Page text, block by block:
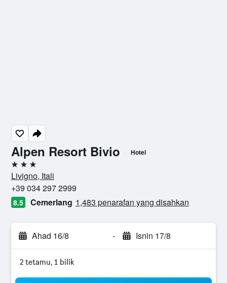
Alpen Resort Bivio Hotel
3 bintang
Livigno, Itali
+39 034 297 2999
8.5 Cemerlang 1,483 penarafan yang disahkan
Ahad 16/8 - Isnin 17/8
2 tetamu, 1 bilik